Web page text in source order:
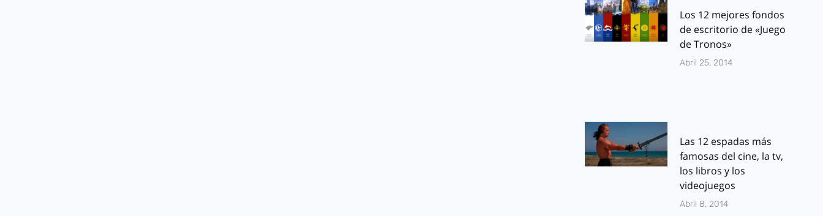
Los 12 mejores fondos
de escritorio de «Juego
de Tronos»
Abril 25, 2014
Las 12 espadas más
famosas del cine, la tv,
los libros y los
videojuegos
Abril 8, 2014